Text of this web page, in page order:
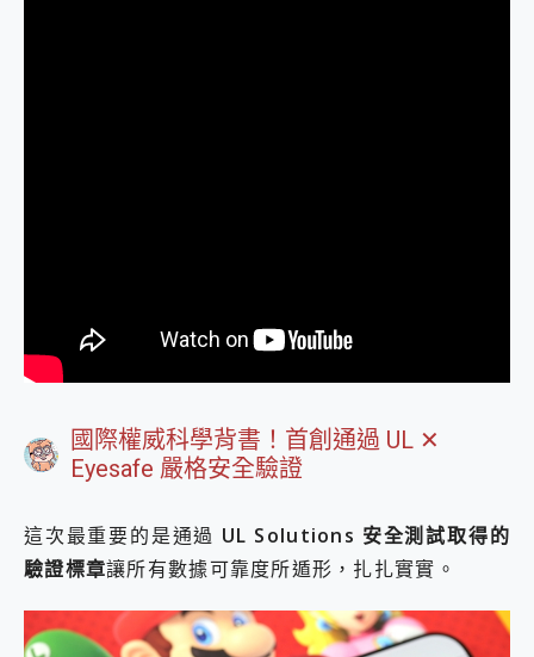
國際權威科學背書！首創通過 UL ✕
Eyesafe 嚴格安全驗證
這次最重要的是通過 UL Solutions 安全測試取得的
驗證標章讓所有數據可靠度所遁形，扎扎實實。